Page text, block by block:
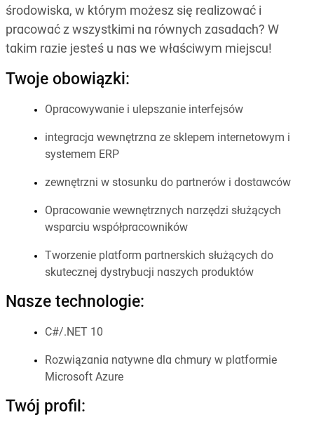
środowiska, w którym możesz się realizować i
pracować z wszystkimi na równych zasadach? W
takim razie jesteś u nas we właściwym miejscu!
Twoje obowiązki:
Opracowywanie i ulepszanie interfejsów
integracja wewnętrzna ze sklepem internetowym i
systemem ERP
zewnętrzni w stosunku do partnerów i dostawców
Opracowanie wewnętrznych narzędzi służących
wsparciu współpracowników
Tworzenie platform partnerskich służących do
skutecznej dystrybucji naszych produktów
Nasze technologie:
C#/.NET 10
Rozwiązania natywne dla chmury w platformie
Microsoft Azure
Twój profil: